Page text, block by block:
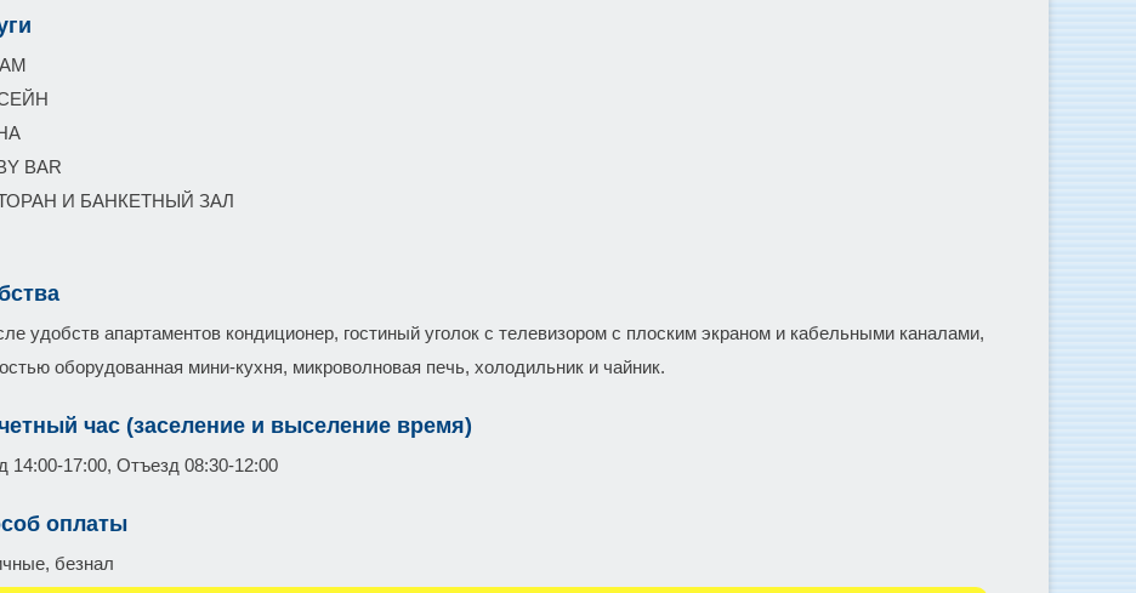
BAR
И БАНКЕТНЫЙ ЗАЛ
удобств апартаментов кондиционер, гостиный уголок с телевизором с плоским экраном и кабельными каналами,
оборудованная мини-кухня, микроволновая печь, холодильник и чайник.
час (заселение и выселение время)
14:00-17:00, Отъезд 08:30-12:00
оплаты
безнал